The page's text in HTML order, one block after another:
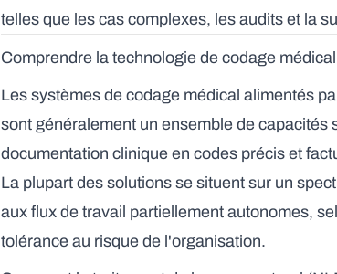
telles que les cas complexes, les audits et la
Comprendre la technologie de codage
Les systèmes de codage médical alimentés
sont généralement un ensemble de
documentation clinique en codes précis et
La plupart des solutions se situent sur un
aux flux de travail partiellement autonomes,
tolérance au risque de l'organisation.